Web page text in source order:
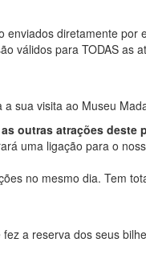
enviados diretamente
válidos para TODAS
sua visita ao Museu
outras atrações deste
uma ligação para o
no mesmo dia. Tem
a reserva dos seus